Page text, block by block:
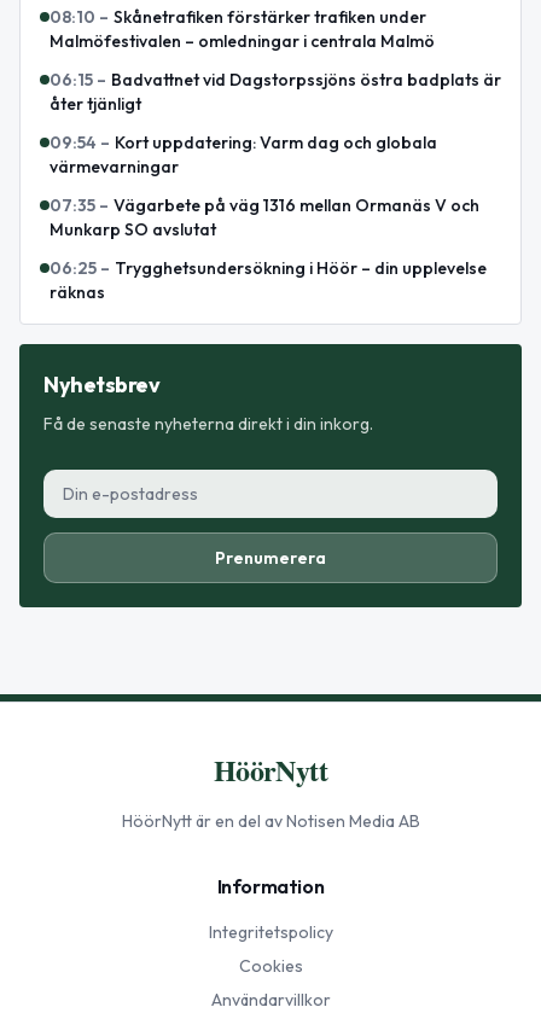
08:10 – Skånetrafiken förstärker trafiken under
Malmöfestivalen – omledningar i centrala Malmö
06:15 – Badvattnet vid Dagstorpssjöns östra badplats är
åter tjänligt
09:54 – Kort uppdatering: Varm dag och globala
värmevarningar
07:35 – Vägarbete på väg 1316 mellan Ormanäs V och
Munkarp SO avslutat
06:25 – Trygghetsundersökning i Höör – din upplevelse
räknas
Nyhetsbrev
Få de senaste nyheterna direkt i din inkorg.
Prenumerera
HöörNytt
HöörNyttär en del av Notisen Media AB
Information
Integritetspolicy
Cookies
Användarvillkor